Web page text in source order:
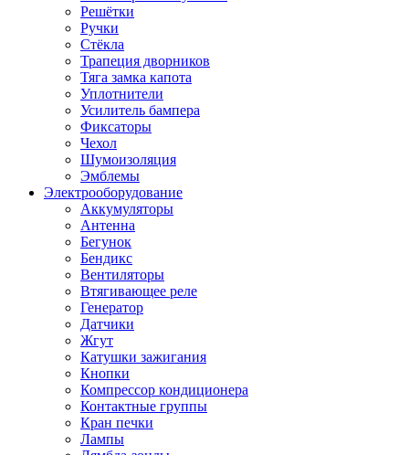
Решётки
Ручки
Стёкла
Трапеция дворников
Тяга замка капота
Уплотнители
Усилитель бампера
Фиксаторы
Чехол
Шумоизоляция
Эмблемы
Электрооборудование
Аккумуляторы
Антенна
Бегунок
Бендикс
Вентиляторы
Втягивающее реле
Генератор
Датчики
Жгут
Катушки зажигания
Кнопки
Компрессор кондиционера
Контактные группы
Кран печки
Лампы